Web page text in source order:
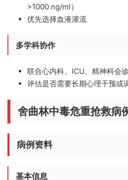
>1000 ng/ml）
优先选择血液灌流
多学科协作
联合心内科、ICU、精神科会诊
评估是否需要长期心理干预或
舍曲林中毒危重抢救病
病例资料
基本信息